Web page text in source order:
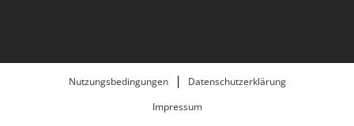
Nutzungsbedingungen
Datenschutzerklärung
Impressum